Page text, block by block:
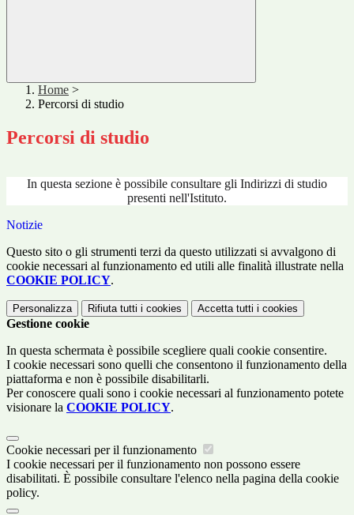
Home >
Percorsi di studio
Percorsi di studio
In questa sezione è possibile consultare gli Indirizzi di studio
presenti nell'Istituto.
Notizie
Questo sito o gli strumenti terzi da questo utilizzati si avvalgono di
cookie necessari al funzionamento ed utili alle finalità illustrate nella
COOKIE POLICY.
Personalizza Rifiuta tutti i cookies Accetta tutti i cookies
Gestione cookie
In questa schermata è possibile scegliere quali cookie consentire.
I cookie necessari sono quelli che consentono il funzionamento della
piattaforma e non è possibile disabilitarli.
Per conoscere quali sono i cookie necessari al funzionamento potete
visionare la COOKIE POLICY.
Cookie necessari per il funzionamento
I cookie necessari per il funzionamento non possono essere
disabilitati. È possibile consultare l'elenco nella pagina della cookie
policy.